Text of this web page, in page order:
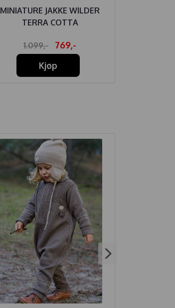
MINIATURE JAKKE WILDER
TERRA COTTA
1.099,-
769,-
Kjøp